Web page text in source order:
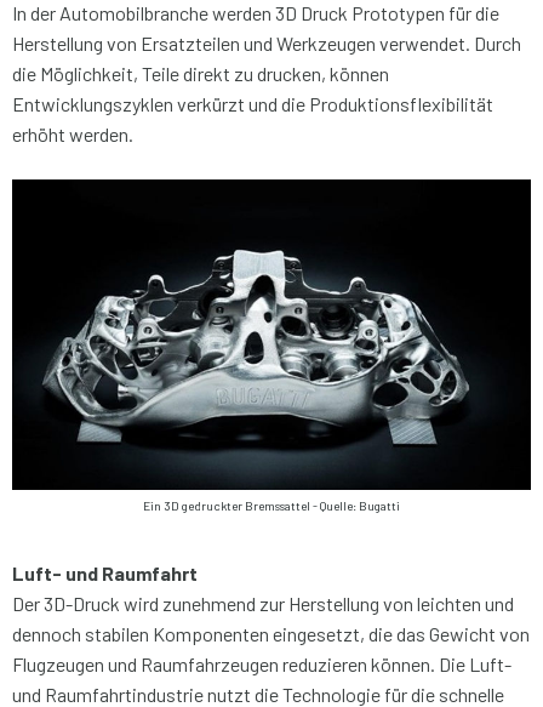
In der Automobilbranche werden 3D Druck Prototypen für die
Herstellung von Ersatzteilen und Werkzeugen verwendet. Durch
die Möglichkeit, Teile direkt zu drucken, können
Entwicklungszyklen verkürzt und die Produktionsflexibilität
erhöht werden.
Ein 3D gedruckter Bremssattel - Quelle: Bugatti
Luft- und Raumfahrt
Der 3D-Druck wird zunehmend zur Herstellung von leichten und
dennoch stabilen Komponenten eingesetzt, die das Gewicht von
Flugzeugen und Raumfahrzeugen reduzieren können. Die Luft-
und Raumfahrtindustrie nutzt die Technologie für die schnelle